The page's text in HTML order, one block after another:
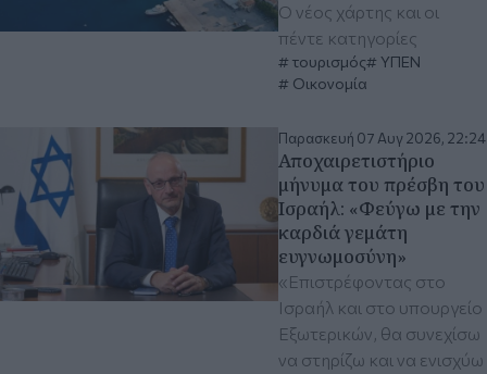
Ο νέος χάρτης και οι
πέντε κατηγορίες
τουρισμός
ΥΠΕΝ
Οικονομία
Παρασκευή 07 Αυγ 2026, 22:24
Αποχαιρετιστήριο
μήνυμα του πρέσβη του
Ισραήλ: «Φεύγω με την
καρδιά γεμάτη
ευγνωμοσύνη»
«Επιστρέφοντας στο
Ισραήλ και στο υπουργείο
Εξωτερικών, θα συνεχίσω
να στηρίζω και να ενισχύω